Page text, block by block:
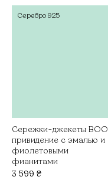
Серебро 925
Сережки-джекеты BOO
привидение с эмалью и
фиолетовыми
фианитами
3 599 ₴